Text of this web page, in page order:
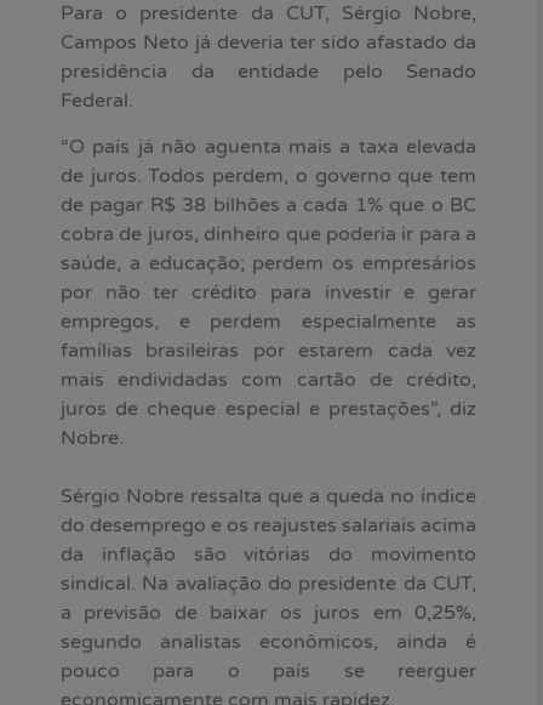
Para o presidente da CUT, Sérgio Nobre,
Campos Neto já deveria ter sido afastado da
presidência da entidade pelo Senado
Federal.
“O país já não aguenta mais a taxa elevada
de juros. Todos perdem, o governo que tem
de pagar R$ 38 bilhões a cada 1% que o BC
cobra de juros, dinheiro que poderia ir para a
saúde, a educação; perdem os empresários
por não ter crédito para investir e gerar
empregos, e perdem especialmente as
famílias brasileiras por estarem cada vez
mais endividadas com cartão de crédito,
juros de cheque especial e prestações”, diz
Nobre.
Sérgio Nobre ressalta que a queda no índice
do desemprego e os reajustes salariais acima
da inflação são vitórias do movimento
sindical. Na avaliação do presidente da CUT,
a previsão de baixar os juros em 0,25%,
segundo analistas econômicos, ainda é
pouco para o país se reerguer